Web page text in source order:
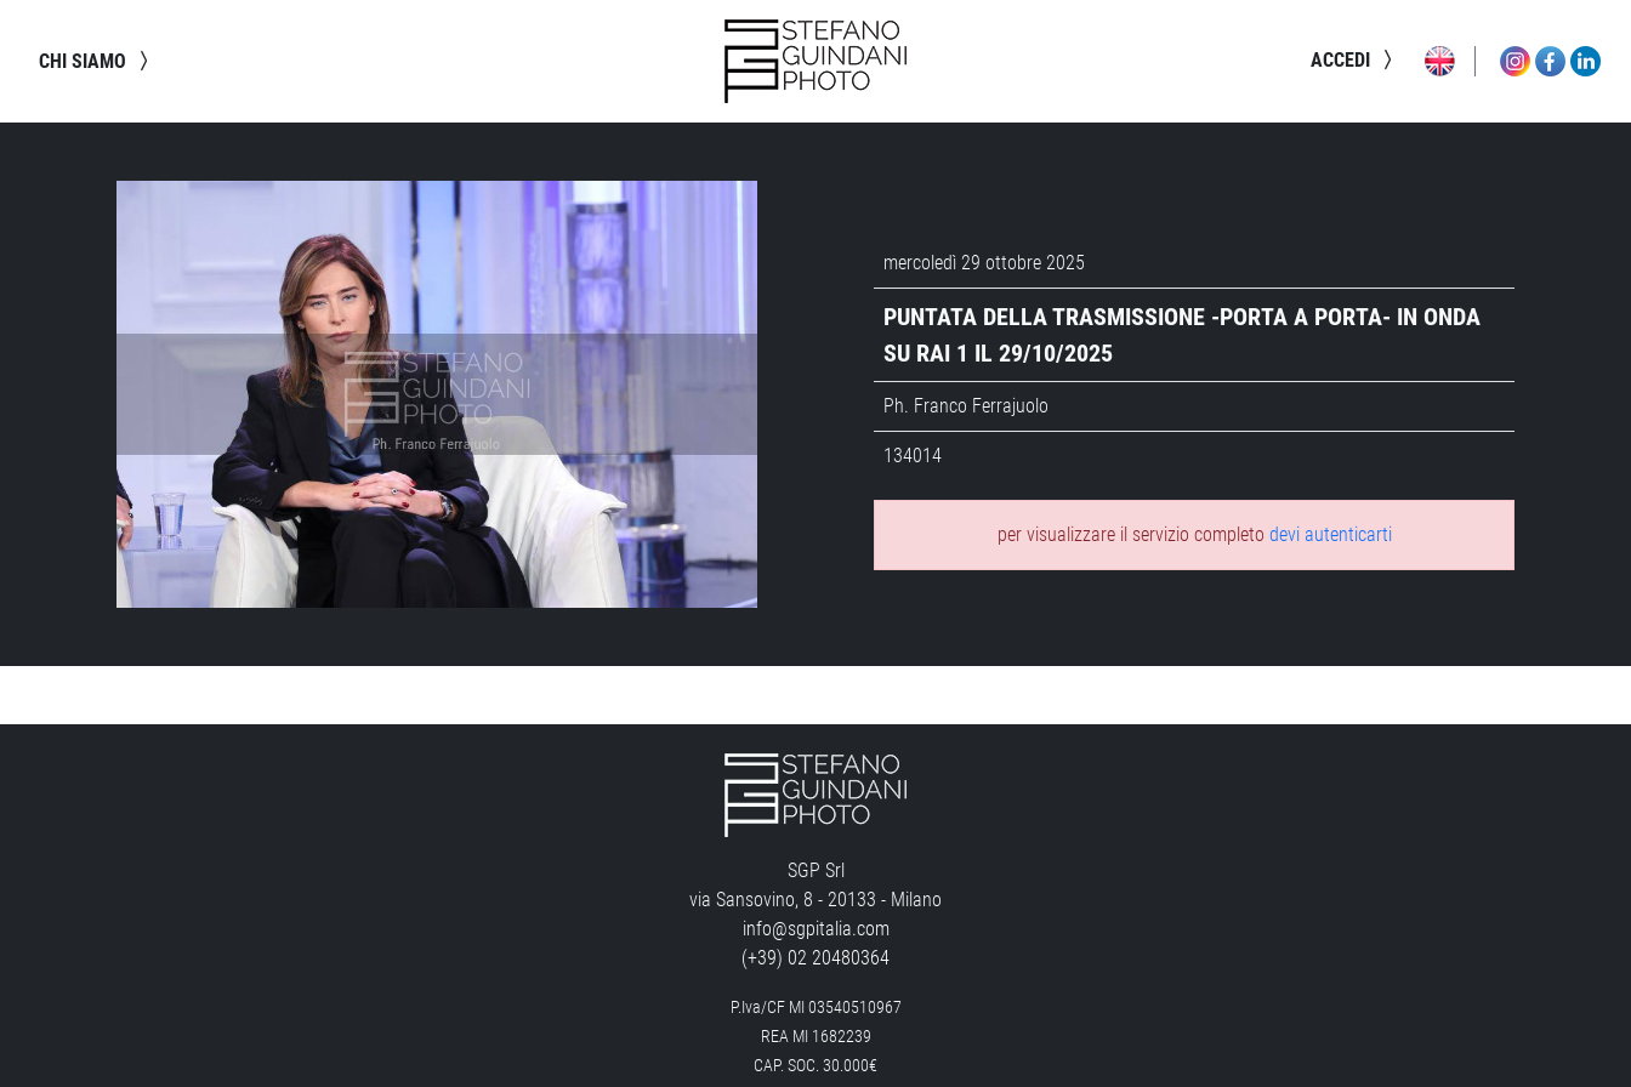
ACCEDI
CHI SIAMO
mercoledì 29 ottobre 2025
PUNTATA DELLA TRASMISSIONE -PORTA A PORTA- IN ONDA
SU RAI 1 IL 29/10/2025
Ph. Franco Ferrajuolo
134014
per visualizzare il servizio completo devi autenticarti
SGP Srl
via Sansovino, 8 - 20133 - Milano
info@sgpitalia.com
(+39) 02 20480364
P.Iva/CF MI 03540510967
REA MI 1682239
CAP. SOC. 30.000€